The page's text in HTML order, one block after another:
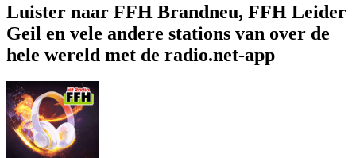
Luister naar FFH Brandneu, FFH Leider
Geil en vele andere stations van over de
hele wereld met de radio.net-app